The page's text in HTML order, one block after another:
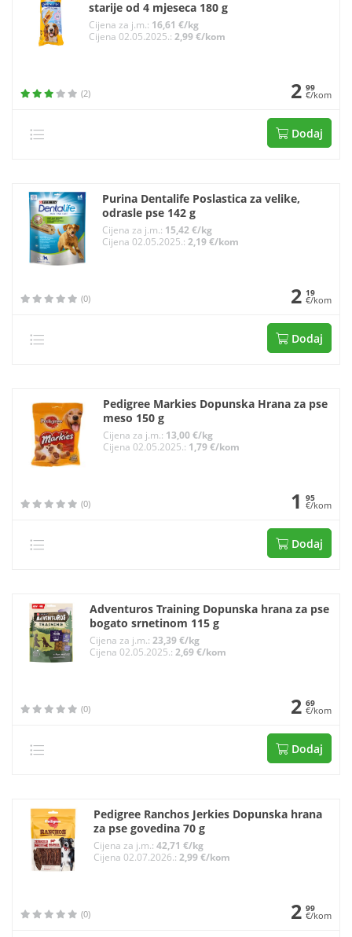
starije od 4 mjeseca 180 g
Cijena za j.m.: 16,61 €/kg
Cijena 02.05.2025.:2,99 €/kom
(2) 2 99
€/kom
Dodaj
Purina Dentalife Poslastica za velike,
odrasle pse 142 g
Cijena za j.m.: 15,42 €/kg
Cijena 02.05.2025.: 2,19 €/kom
(0) 2 19
€/kom
Dodaj
Pedigree Markies Dopunska Hrana za pse
meso 150 g
Cijena za j.m.: 13,00 €/kg
Cijena 02.05.2025.: 1,79 €/kom
(0) 1 95
€/kom
Dodaj
Adventuros Training Dopunska hrana za pse
bogato srnetinom 115 g
Cijena za j.m.: 23,39 €/kg
Cijena 02.05.2025.: 2,69 €/kom
(0) 2 69
€/kom
Dodaj
Pedigree Ranchos Jerkies Dopunska hrana
za pse govedina 70 g
Cijena za j.m.:42,71 €/kg
Cijena 02.07.2026.:2,99 €/kom
(0) 2 99
€/kom